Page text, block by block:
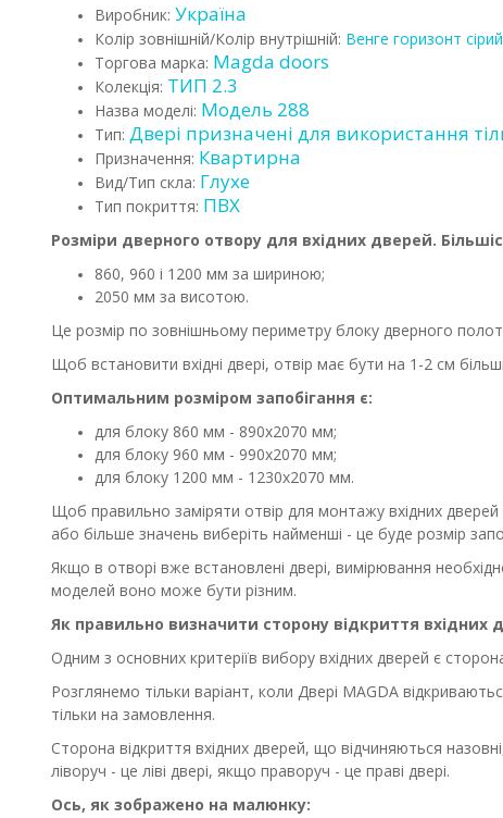
Виробник: Україна
Колір зовнішній/Колір внутрішній: Венге горизонт
Торгова марка: Magda doors
Колекція: ТИП 2.3
Назва моделі: Модель 288
Тип: Двері призначені для використання
Призначення: Квартирна
Вид/Тип скла: Глухе
Тип покриття: ПВХ
Розміри дверного отвору для вхідних дверей.
860, 960 і 1200 мм за шириною;
2050 мм за висотою.
Це розмір по зовнішньому периметру блоку дверного
Щоб встановити вхідні двері, отвір має бути на 1-2 см
Оптимальним розміром запобігання є:
для блоку 860 мм - 890х2070 мм;
для блоку 960 мм - 990х2070 мм;
для блоку 1200 мм - 1230х2070 мм.
Щоб правильно заміряти отвір для монтажу вхідних
або більше значень виберіть найменші - це буде розмір
Якщо в отворі вже встановлені двері, вимірювання
моделей воно може бути різним.
Як правильно визначити сторону відкриття вхідних
Одним з основних критеріїв вибору вхідних дверей є
Розглянемо тільки варіант, коли Двері МAGDA
тільки на замовлення.
Сторона відкриття вхідних дверей, що відчиняються
ліворуч - це ліві двері, якщо праворуч - це праві двері.
Ось, як зображено на малюнку: